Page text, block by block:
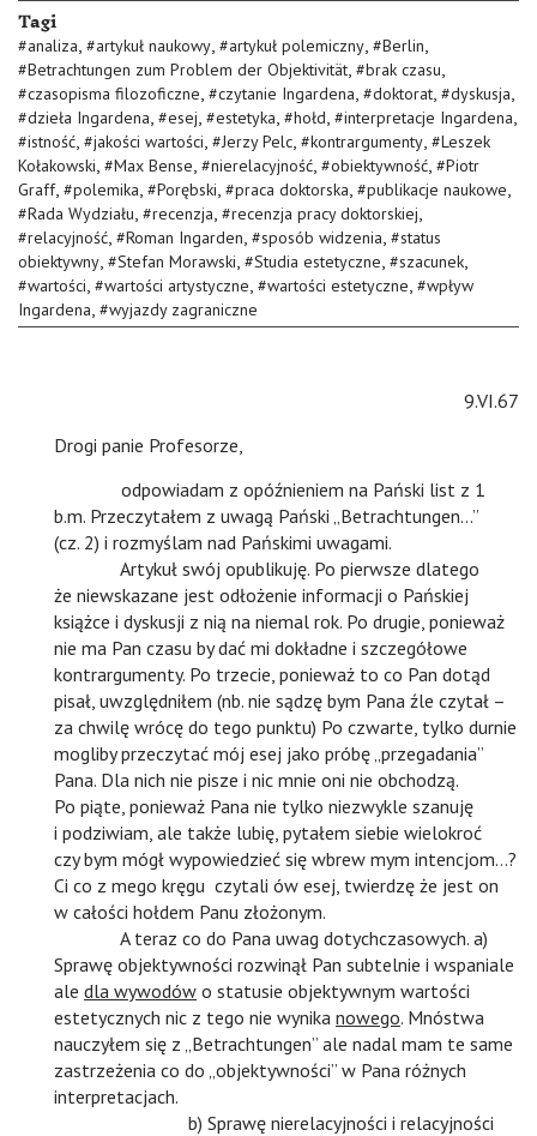
Tagi
#analiza, #artykuł naukowy, #artykuł polemiczny, #Berlin,
#Betrachtungen zum Problem der Objektivität, #brak czasu,
#czasopisma filozoficzne, #czytanie Ingardena, #doktorat, #dyskusja,
#dzieła Ingardena, #esej, #estetyka, #hołd, #interpretacje Ingardena,
#istność, #jakości wartości, #Jerzy Pelc, #kontrargumenty, #Leszek
Kołakowski, #Max Bense, #nierelacyjność, #obiektywność, #Piotr
Graff, #polemika, #Porębski, #praca doktorska, #publikacje naukowe,
#Rada Wydziału, #recenzja, #recenzja pracy doktorskiej,
#relacyjność, #Roman Ingarden, #sposób widzenia, #status
obiektywny, #Stefan Morawski, #Studia estetyczne, #szacunek,
#wartości, #wartości artystyczne, #wartości estetyczne, #wpływ
Ingardena, #wyjazdy zagraniczne
9.VI.67
Drogi panie Profesorze,
odpowiadam z opóźnieniem na Pański list z 1
b.m. Przeczytałem z uwagą Pański „Betrachtungen…”
(cz. 2) i rozmyślam nad Pańskimi uwagami.
Artykuł swój opublikuję. Po pierwsze dlatego
że niewskazane jest odłożenie informacji o Pańskiej
książce i dyskusji z nią na niemal rok. Po drugie, ponieważ
nie ma Pan czasu by dać mi dokładne i szczegółowe
kontrargumenty. Po trzecie, ponieważ to co Pan dotąd
pisał, uwzględniłem (nb. nie sądzę bym Pana źle czytał –
za chwilę wrócę do tego punktu) Po czwarte, tylko durnie
mogliby przeczytać mój esej jako próbę „przegadania”
Pana. Dla nich nie pisze i nic mnie oni nie obchodzą.
Po piąte, ponieważ Pana nie tylko niezwykle szanuję
i podziwiam, ale także lubię, pytałem siebie wielokroć
czy bym mógł wypowiedzieć się wbrew mym intencjom…?
Ci co z mego kręgu czytali ów esej, twierdzę że jest on
w całości hołdem Panu złożonym.
A teraz co do Pana uwag dotychczasowych. a)
Sprawę objektywności rozwinął Pan subtelnie i wspaniale
ale dla wywodów o statusie objektywnym wartości
estetycznych nic z tego nie wynika nowego. Mnóstwa
nauczyłem się z „Betrachtungen” ale nadal mam te same
zastrzeżenia co do „objektywności” w Pana różnych
interpretacjach.
b) Sprawę nierelacyjności i relacyjności